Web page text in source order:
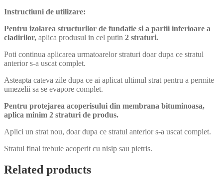
Instructiuni de utilizare:
Pentru izolarea structurilor de fundatie si a partii inferioare a
cladirilor, aplica produsul in cel putin 2 straturi.
Poti continua aplicarea urmatoarelor straturi doar dupa ce stratul
anterior s-a uscat complet.
Asteapta cateva zile dupa ce ai aplicat ultimul strat pentru a permite
umezelii sa se evapore complet.
Pentru protejarea acoperisului din membrana bituminoasa,
aplica minim 2 straturi de produs.
Aplici un strat nou, doar dupa ce stratul anterior s-a uscat complet.
Stratul final trebuie acoperit cu nisip sau pietris.
Related products